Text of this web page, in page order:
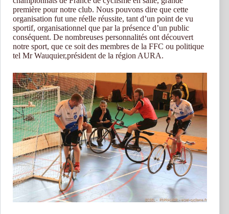
première pour notre club. Nous pouvons dire que cette
organisation fut une réelle réussite, tant d’un point de vu
sportif, organisationnel que par la présence d’un public
conséquent. De nombreuses personnalités ont découvert
notre sport, que ce soit des membres de la FFC ou politique
tel Mr Wauquier,président de la région AURA.